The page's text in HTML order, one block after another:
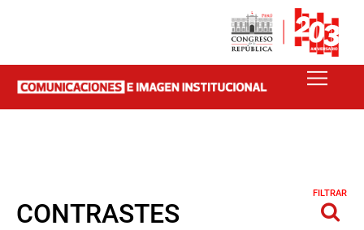
CONTRASTES
FILTRAR